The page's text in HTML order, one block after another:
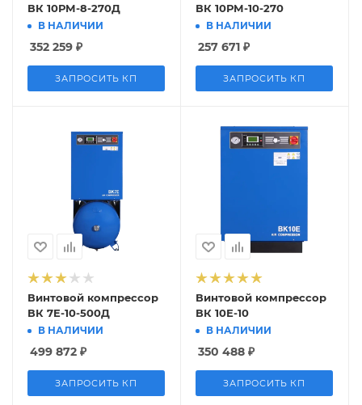
ВК 10РМ-8-270Д
В НАЛИЧИИ
352 259 ₽
ЗАПРОСИТЬ КП
ВК 10РМ-10-270
В НАЛИЧИИ
257 671 ₽
ЗАПРОСИТЬ КП
Винтовой компрессор
ВК 7E-10-500Д
В НАЛИЧИИ
499 872 ₽
ЗАПРОСИТЬ КП
Винтовой компрессор
ВК 10Е-10
В НАЛИЧИИ
350 488 ₽
ЗАПРОСИТЬ КП